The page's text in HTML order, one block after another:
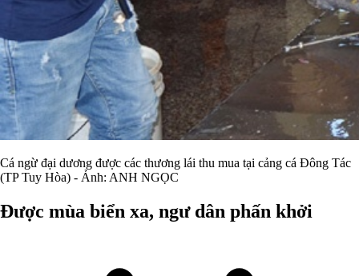
Cá ngừ đại dương được các thương lái thu mua tại cảng cá Đông Tác
(TP Tuy Hòa) - Ảnh: ANH NGỌC
Được mùa biển xa, ngư dân phấn khởi